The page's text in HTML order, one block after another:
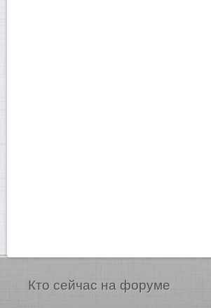
Кто сейчас на форуме